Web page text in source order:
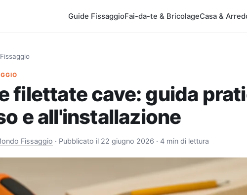
Guide FissaggioFai-da-te & BricolageCasa &
filettate cave: guida
e all'installazione
Fissaggio · Pubblicato il 22 giugno 2026 · 4 min di lettura